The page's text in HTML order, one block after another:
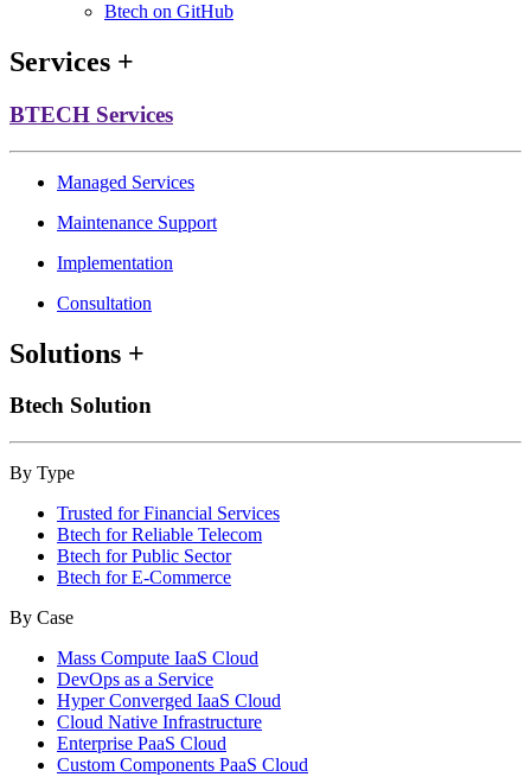
Btech on GitHub
Services +
BTECH Services
Managed Services
Maintenance Support
Implementation
Consultation
Solutions +
Btech Solution
By Type
Trusted for Financial Services
Btech for Reliable Telecom
Btech for Public Sector
Btech for E-Commerce
By Case
Mass Compute IaaS Cloud
DevOps as a Service
Hyper Converged IaaS Cloud
Cloud Native Infrastructure
Enterprise PaaS Cloud
Custom Components PaaS Cloud